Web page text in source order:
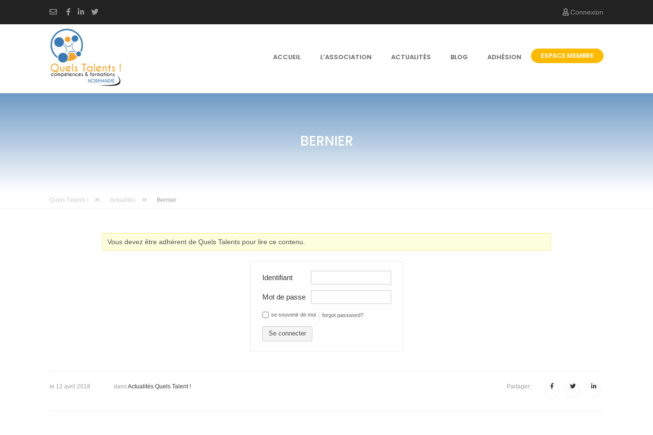
Connexion
ACCUEIL L’ASSOCIATION ACTUALITÉS BLOG ADHÉSION ESPACE MEMBRE
BERNIER
Quels Talents ! Actualités Bernier
Vous devez être adhérent de Quels Talents pour lire ce contenu.
Identifiant
Mot de passe
se souvenir de moi forgot password?
Se connecter
le 12 avril 2018 dansActualités Quels Talent ! Partager: